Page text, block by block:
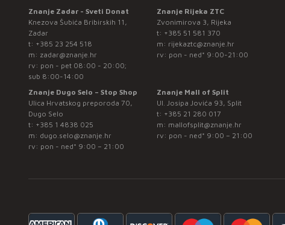
Znanje Zadar - Sveti Donat
Knezova Šubića Bribirskih 11,
Zadar
t: +385 23 254 518
m: zadar@znanje.hr
rv: pon - pet 08:00 - 20:00;
sub 8:00-14:00
Znanje Rijeka ZTC
Zvonimirova 3, Rijeka
t: +385 51 581 370
m: rijekaztc@znanje.hr
rv: pon - ned* 9:00-21:00
Znanje Dugo Selo – Stop Shop
Ulica Hrvatskog preporoda 70,
Dugo Selo
t: +385 1 4838 025
m: dugo.selo@znanje.hr
rv: pon - ned* 9:00 – 21:00
Znanje Mall of Split
Ul. Josipa Jovića 93, Split
t: +385 21 280 017
m: mallofsplit@znanje.hr
rv: pon - ned* 9:00 – 21:00